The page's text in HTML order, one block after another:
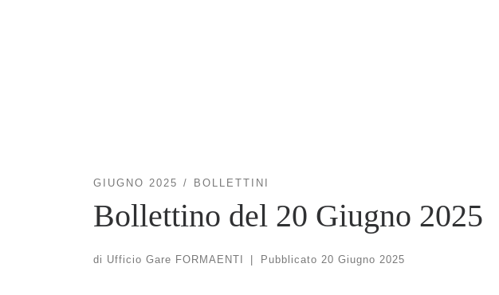
GIUGNO 2025 BOLLETTINI
Bollettino del 20 Giugno 2025
di Ufficio Gare FORMAENTI Pubblicato 20 Giugno 2025